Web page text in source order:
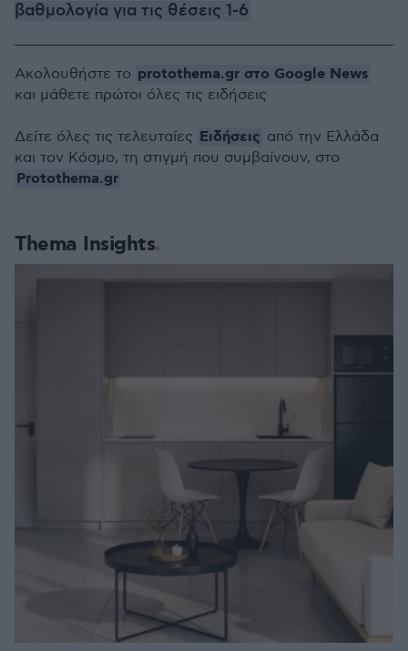
βαθμολογία για τις θέσεις 1-6
Thema Insights
Ακολουθήστε το protothema.gr στο Google News
και μάθετε πρώτοι όλες τις ειδήσεις
Δείτε όλες τις τελευταίες Ειδήσεις από την Ελλάδα
και τον Κόσμο, τη στιγμή που συμβαίνουν, στο
Protothema.gr